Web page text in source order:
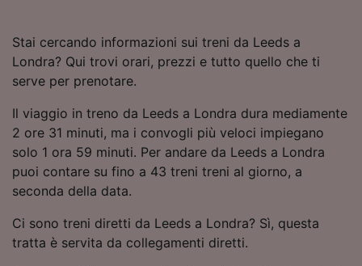
Stai cercando informazioni sui treni da Leeds a
Londra? Qui trovi orari, prezzi e tutto quello che ti
serve per prenotare.
Il viaggio in treno da Leeds a Londra dura mediamente
2 ore 31 minuti, ma i convogli più veloci impiegano
solo 1 ora 59 minuti. Per andare da Leeds a Londra
puoi contare su fino a 43 treni treni al giorno, a
seconda della data.
Ci sono treni diretti da Leeds a Londra? Sì, questa
tratta è servita da collegamenti diretti.